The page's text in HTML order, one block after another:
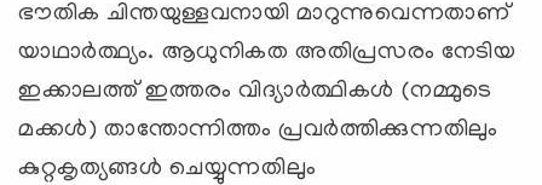
ഭൗതിക ചിന്തയുള്ളവനായി മാറുന്നുവെന്നതാണ്
യാഥാര്‍ത്ഥ്യം. ആധുനികത അതിപ്രസരം നേടിയ
ഇക്കാലത്ത് ഇത്തരം വിദ്യാര്‍ത്ഥികള്‍ (നമ്മുടെ
മക്കള്‍) താന്തോന്നിത്തം പ്രവര്‍ത്തിക്കുന്നതിലും
കുറ്റകൃത്യങ്ങള്‍ ചെയ്യുന്നതിലും